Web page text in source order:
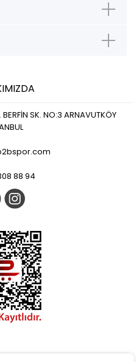
SK. NO:3 ARNAVUTKÖY
88 94